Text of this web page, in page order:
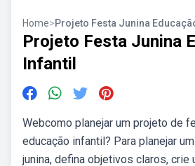
Home>Projeto Festa Junina
Projeto Festa Junina
Infantil
Webcomo planejar um projeto de
educação infantil? Para planejar
junina, defina objetivos claros, crie